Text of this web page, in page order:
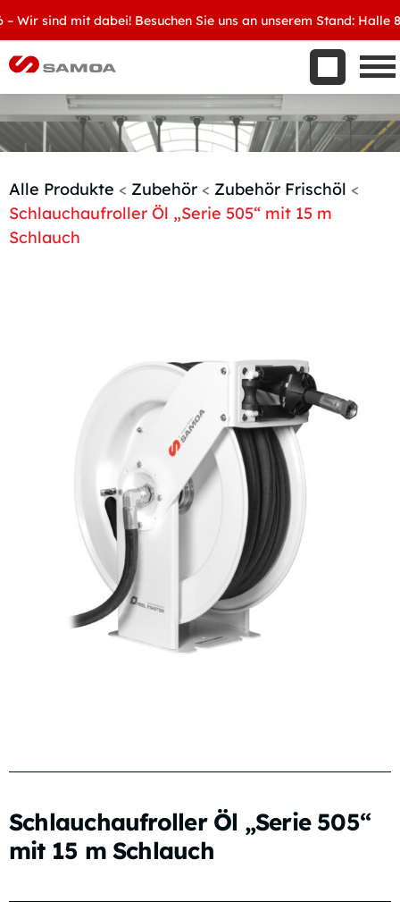
sind mit dabei! Besuchen Sie uns an unserem Stand: Halle 8,
Aktuelles
Kontakt
Handelspartner werden
Alle Produkte < Zubehör < Zubehör Frischöl <
Schlauchaufroller Öl „Serie 505“ mit 15 m
Schlauch
Schlauchaufroller Öl „Serie 505“
mit 15 m Schlauch